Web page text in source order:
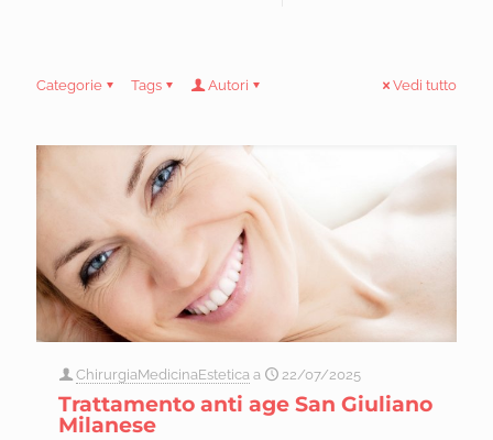
Categorie Tags Autori Vedi tutto
ChirurgiaMedicinaEstetica a 22/07/2025
Trattamento anti age San Giuliano
Milanese